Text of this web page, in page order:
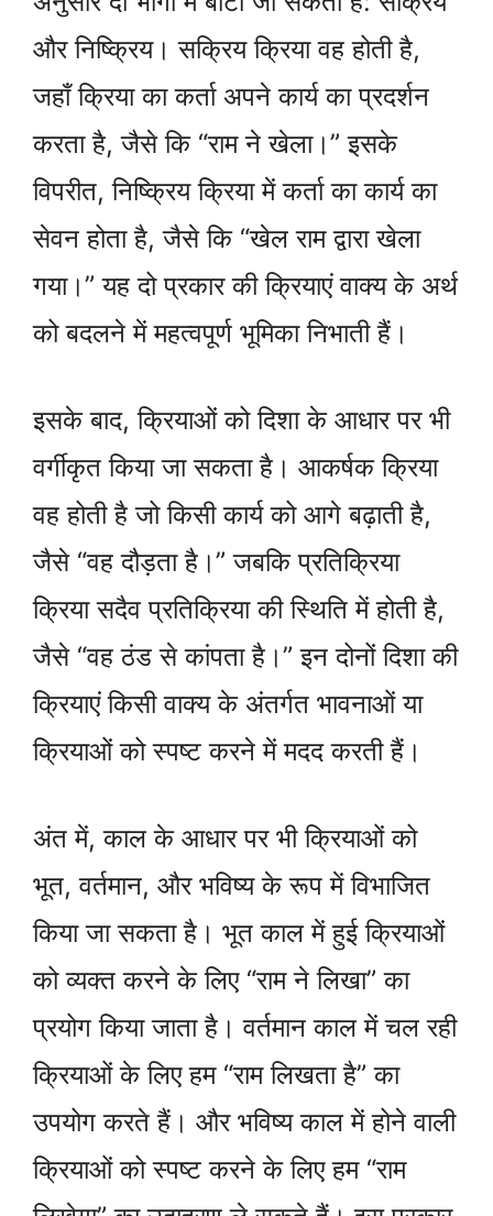
और निष्क्रिय। सक्रिय क्रिया वह होती है,
जहाँ क्रिया का कर्ता अपने कार्य का प्रदर्शन
करता है, जैसे कि “राम ने खेला।” इसके
विपरीत, निष्क्रिय क्रिया में कर्ता का कार्य का
सेवन होता है, जैसे कि “खेल राम द्वारा खेला
गया।” यह दो प्रकार की क्रियाएं वाक्य के अर्थ
को बदलने में महत्वपूर्ण भूमिका निभाती हैं।
इसके बाद, क्रियाओं को दिशा के आधार पर भी
वर्गीकृत किया जा सकता है। आकर्षक क्रिया
वह होती है जो किसी कार्य को आगे बढ़ाती है,
जैसे “वह दौड़ता है।” जबकि प्रतिक्रिया
क्रिया सदैव प्रतिक्रिया की स्थिति में होती है,
जैसे “वह ठंड से कांपता है।” इन दोनों दिशा की
क्रियाएं किसी वाक्य के अंतर्गत भावनाओं या
क्रियाओं को स्पष्ट करने में मदद करती हैं।
अंत में, काल के आधार पर भी क्रियाओं को
भूत, वर्तमान, और भविष्य के रूप में विभाजित
किया जा सकता है। भूत काल में हुई क्रियाओं
को व्यक्त करने के लिए “राम ने लिखा” का
प्रयोग किया जाता है। वर्तमान काल में चल रही
क्रियाओं के लिए हम “राम लिखता है” का
उपयोग करते हैं। और भविष्य काल में होने वाली
क्रियाओं को स्पष्ट करने के लिए हम “राम